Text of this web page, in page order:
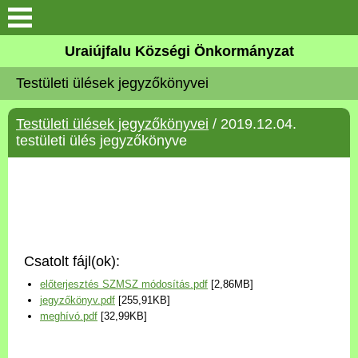
Köszöntő
Elérhetőségek
Uraiújfalu
Választási információk
Versenyképes Járások
Uraiújfalu Községi Önkormányzat
Testületi ülések jegyzőkönyvei
Testületi ülések jegyzőkönyvei / 2019.12.04.
testületi ülés jegyzőkönyve
Csatolt fájl(ok):
előterjesztés SZMSZ módosítás.pdf [2,86MB]
jegyzőkönyv.pdf [255,91KB]
meghívó.pdf [32,99KB]